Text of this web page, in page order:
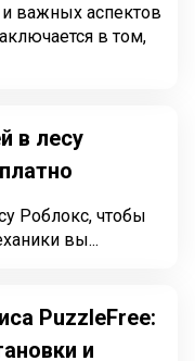
важных аспектов
в том,
в лесу
Роблокс, чтобы
вы...
PuzzleFree:
и